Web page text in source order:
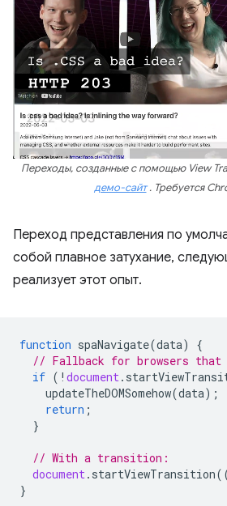
Переходы, созданные с помощью View
демо-сайт. Требуется
Переход представления по
собой плавное затухание,
реализует этот опыт.
function spaNavigate(data)
{
// Fallback for browsers
if ( ! document.
updateTheDOMSomehow(data);
return ;
}
// With a transition:
document. startViewTransition
}